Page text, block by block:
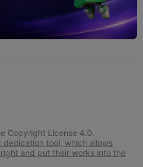
Copyright License 4.0.
dedication tool, which allows
and put their works into the